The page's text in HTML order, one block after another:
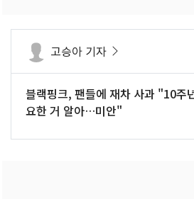
고승아 기자
블랙핑크, 팬들에 재차 사과 "10주
요한 거 알아…미안"